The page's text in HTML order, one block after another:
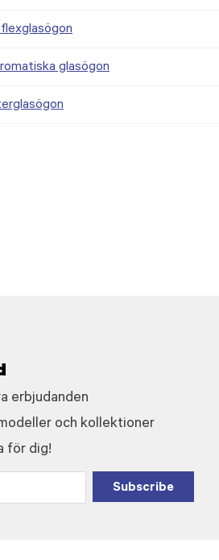
glasögon
erbjudanden
och kollektioner
för dig!
Subscribe